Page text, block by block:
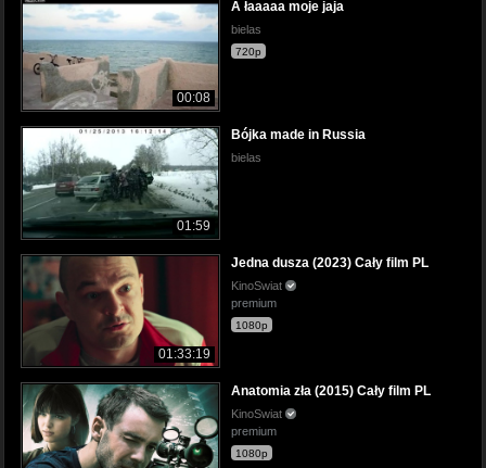
00:08
A łaaaaa moje jaja
bielas
720p
01:59
Bójka made in Russia
bielas
01:33:19
Jedna dusza (2023) Cały film PL
KinoSwiat
premium
1080p
Anatomia zła (2015) Cały film PL
KinoSwiat
premium
1080p